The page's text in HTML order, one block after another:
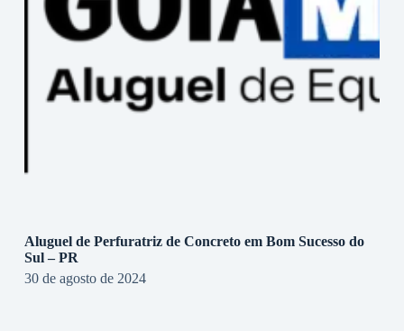
Aluguel de Perfuratriz de Concreto em Bom Sucesso do
Sul – PR
30 de agosto de 2024